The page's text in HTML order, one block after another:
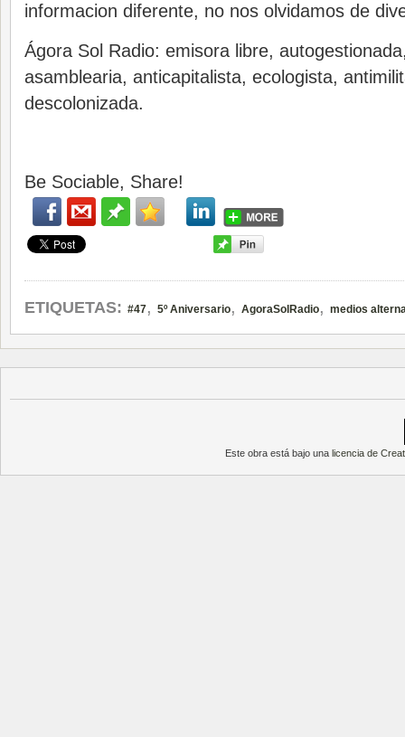
informacion diferente, no nos olvidamos de
Ágora Sol Radio: emisora libre,
asamblearia, anticapitalista, ecologista,
descolonizada.
Be Sociable, Share!
ETIQUETAS: #47, 5º Aniversario, AgoraSolRadio, medios
Este obra está bajo unalicencia de